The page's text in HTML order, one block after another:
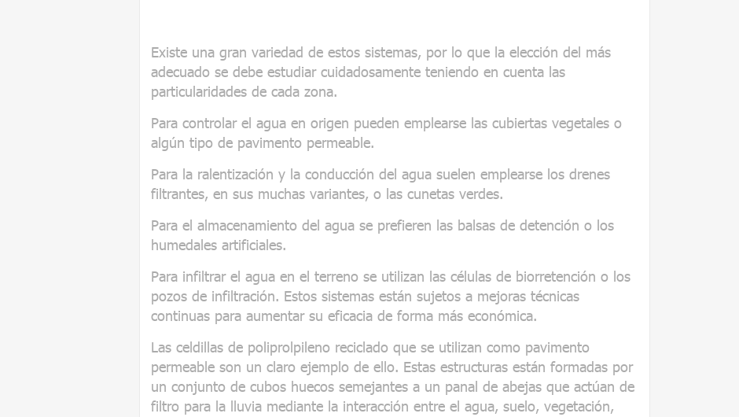
Existe una gran variedad de estos sistemas, por lo que la elección del más
adecuado se debe estudiar cuidadosamente teniendo en cuenta las
particularidades de cada zona.
Para controlar el agua en origen pueden emplearse las cubiertas vegetales o
algún tipo de pavimento permeable.
Para la ralentización y la conducción del agua suelen emplearse los drenes
filtrantes, en sus muchas variantes, o las cunetas verdes.
Para el almacenamiento del agua se prefieren las balsas de detención o los
humedales artificiales.
Para infiltrar el agua en el terreno se utilizan las células de biorretención o los
pozos de infiltración. Estos sistemas están sujetos a mejoras técnicas
continuas para aumentar su eficacia de forma más económica.
Las celdillas de poliprolpileno reciclado que se utilizan como pavimento
permeable son un claro ejemplo de ello. Estas estructuras están formadas por
un conjunto de cubos huecos semejantes a un panal de abejas que actúan de
filtro para la lluvia mediante la interacción entre el agua, suelo, vegetación,